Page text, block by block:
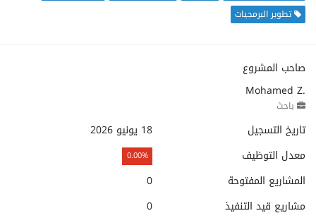
تطوير البرمجيات
صاحب المشروع
Mohamed Z.
باحث
تاريخ التسجيل
18 يونيو 2026
معدل التوظيف
0.00%
المشاريع المفتوحة
0
مشاريع قيد التنفيذ
0